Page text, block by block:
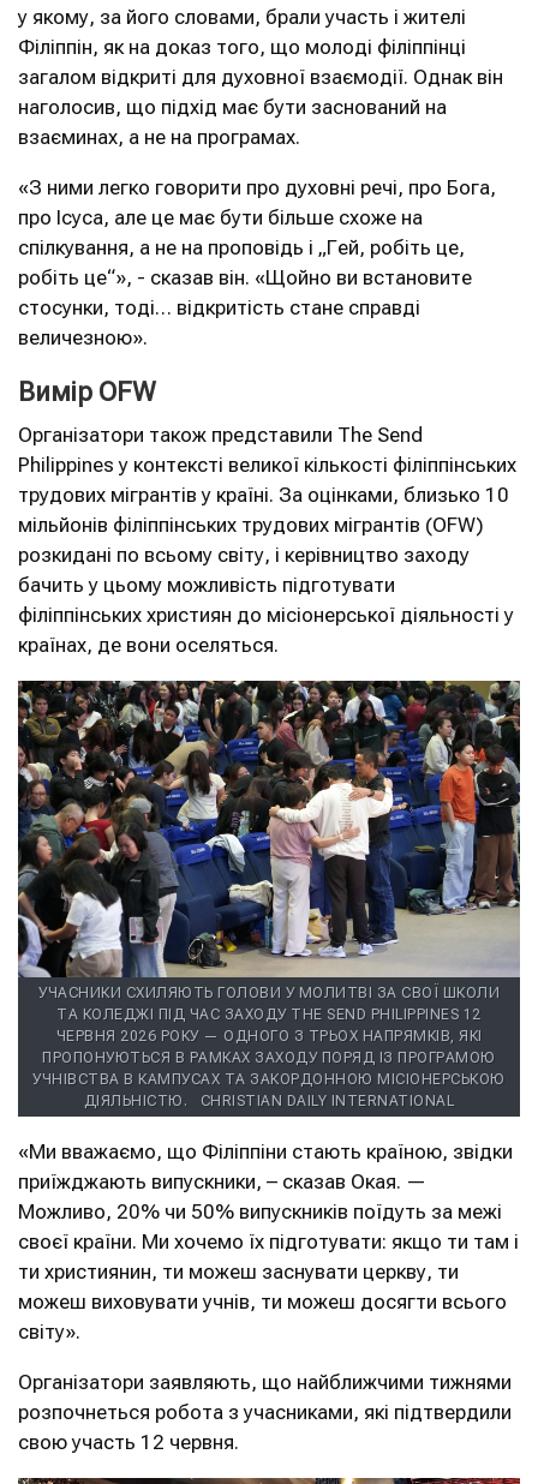
у якому, за його словами, брали участь і жителі
Філіппін, як на доказ того, що молоді філіппінці
загалом відкриті для духовної взаємодії. Однак він
наголосив, що підхід має бути заснований на
взаєминах, а не на програмах.
«З ними легко говорити про духовні речі, про Бога,
про Ісуса, але це має бути більше схоже на
спілкування, а не на проповідь і „Гей, робіть це,
робіть це“», - сказав він. «Щойно ви встановите
стосунки, тоді… відкритість стане справді
величезною».
Вимір OFW
Організатори також представили The Send
Philippines у контексті великої кількості філіппінських
трудових мігрантів у країні. За оцінками, близько 10
мільйонів філіппінських трудових мігрантів (OFW)
розкидані по всьому світу, і керівництво заходу
бачить у цьому можливість підготувати
філіппінських християн до місіонерської діяльності у
країнах, де вони оселяться.
УЧАСНИКИ СХИЛЯЮТЬ ГОЛОВИ У МОЛИТВІ ЗА СВОЇ ШКОЛИ
ТА КОЛЕДЖІ ПІД ЧАС ЗАХОДУ THE SEND PHILIPPINES 12
ЧЕРВНЯ 2026 РОКУ — ОДНОГО З ТРЬОХ НАПРЯМКІВ, ЯКІ
ПРОПОНУЮТЬСЯ В РАМКАХ ЗАХОДУ ПОРЯД ІЗ ПРОГРАМОЮ
УЧНІВСТВА В КАМПУСАХ ТА ЗАКОРДОННОЮ МІСІОНЕРСЬКОЮ
ДІЯЛЬНІСТЮ.
CHRISTIAN DAILY INTERNATIONAL
«Ми вважаємо, що Філіппіни стають країною, звідки
приїжджають випускники, – сказав Окая. —
Можливо, 20% чи 50% випускників поїдуть за межі
своєї країни. Ми хочемо їх підготувати: якщо ти там і
ти християнин, ти можеш заснувати церкву, ти
можеш виховувати учнів, ти можеш досягти всього
світу».
Організатори заявляють, що найближчими тижнями
розпочнеться робота з учасниками, які підтвердили
свою участь 12 червня.